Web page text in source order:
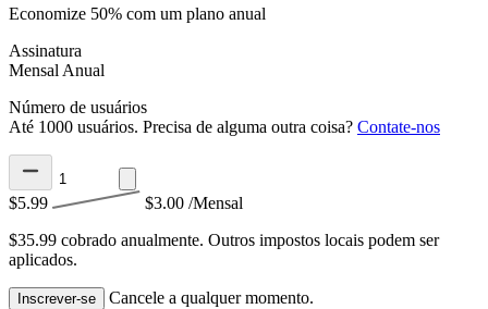
Economize 50% com um plano anual
Assinatura
Mensal Anual
Número de usuários
Até 1000 usuários. Precisa de alguma outra coisa? Contate-nos
$5.99 $3.00 /Mensal
$35.99 cobrado anualmente. Outros impostos locais podem ser
aplicados.
Inscrever-se Cancele a qualquer momento.